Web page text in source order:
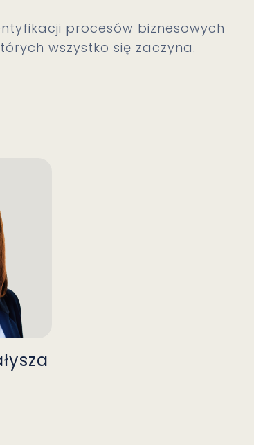
procesów biznesowych
wszystko się zaczyna.